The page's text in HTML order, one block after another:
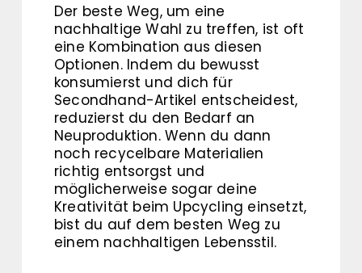
Der beste Weg, um eine
nachhaltige Wahl zu treffen, ist oft
eine Kombination aus diesen
Optionen. Indem du bewusst
konsumierst und dich für
Secondhand-Artikel entscheidest,
reduzierst du den Bedarf an
Neuproduktion. Wenn du dann
noch recycelbare Materialien
richtig entsorgst und
möglicherweise sogar deine
Kreativität beim Upcycling einsetzt,
bist du auf dem besten Weg zu
einem nachhaltigen Lebensstil.